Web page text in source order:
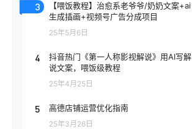
3
【喂饭教程】治愈系老爷爷/奶奶文案+ai
生成插画+视频号广告分成项目
25年5月6日
4
抖音热门《第一人称影视解说》用AI写解
说文案，喂饭级教程
25年4月25日
5 高德店铺运营优化指南
25年3月26日